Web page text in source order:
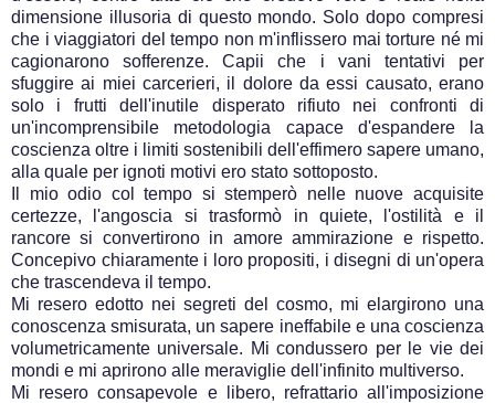
dimensione illusoria di questo mondo. Solo dopo compresi
che i viaggiatori del tempo non m'inflissero mai torture né mi
cagionarono sofferenze. Capii che i vani tentativi per
sfuggire ai miei carcerieri, il dolore da essi causato, erano
solo i frutti dell'inutile disperato rifiuto nei confronti di
un'incomprensibile metodologia capace d'espandere la
coscienza oltre i limiti sostenibili dell'effimero sapere umano,
alla quale per ignoti motivi ero stato sottoposto.
Il mio odio col tempo si stemperò nelle nuove acquisite
certezze, l'angoscia si trasformò in quiete, l'ostilità e il
rancore si convertirono in amore ammirazione e rispetto.
Concepivo chiaramente i loro propositi, i disegni di un'opera
che trascendeva il tempo.
Mi resero edotto nei segreti del cosmo, mi elargirono una
conoscenza smisurata, un sapere ineffabile e una coscienza
volumetricamente universale. Mi condussero per le vie dei
mondi e mi aprirono alle meraviglie dell'infinito multiverso.
Mi resero consapevole e libero, refrattario all'imposizione